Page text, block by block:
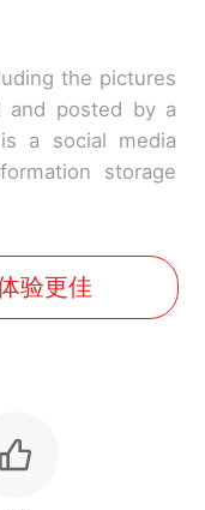
the pictures
and posted by a
a social media
storage
验更佳